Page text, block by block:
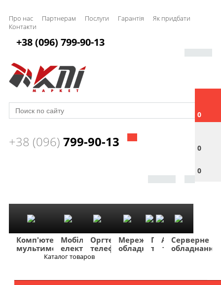
Про нас Партнерам Послуги Гарантія
Як придбати
Контакти
0
0
0
+38 (096) 799-90-13
+38 (096) 799-90-13
Комп'ютери
мультимедіа
Мобільна
електроніка
Оргтехніка
телефонія
Мережеве
обладнання
Побутова
техніка
TV
та
Фото
та
Авто
та
Серверне
обладнання
Каталог товаров